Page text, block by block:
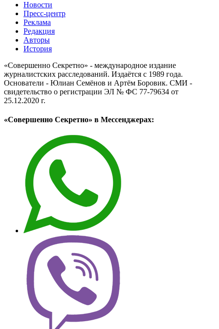
Новости
Пресс-центр
Реклама
Редакция
Авторы
История
«Совершенно Секретно» - международное издание
журналистских расследований. Издаётся с 1989 года.
Основатели - Юлиан Семёнов и Артём Боровик. CМИ -
свидетельство о регистрации ЭЛ № ФС 77-79634 от
25.12.2020 г.
«Совершенно Секретно» в Мессенджерах: